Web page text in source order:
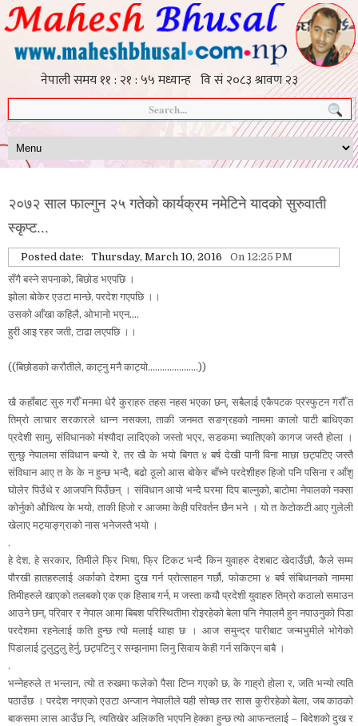
२०७२ साल फाल्गुन २५ गतेको कार्यक्रम नमेटिने यादको सुरुवाती
स्कृप्ट...
Posted date: Thursday, March 10, 2016
On 12:25 PM
सँगै बस्ने सपनाको, बिछोड भएपछि ।
झोला बोकेर एउटा मान्छे, परदेश गएपछि ।।
उसको आँखा कहिलै, ओभानो भएन....
हुरी आइ रहर जती, टाढा लएपछि ।।
((बिछोडको करौतीले, काट्नु मनै काट्यो.....................))
खै कहाँबाट सुरु गरौँ मनमा धेरै कुराहरु तहस नहस भएका छन्, सबैलाई एकैपटक प्रस्फुटन गरौँ त
तिम्रो लाचार सरकारले धान्न नसक्ला, ताकी जनमत सङग्रहको नाममा कालो पाटी बाधिएका
प्रदेशी सामु, संविधानको मंश्यौदा लादिएको जस्तो भएर, सडकमा च्यातिएको कागज जस्तै होला ।
सुन्छु नेपालमा संविधान बन्यो रे, तर खै के भयो बिगत ४ बर्ष देखी पानी विना माछा छट्पटिए जस्तै
संविधान आए त के के न हुन्छ भन्दै, बढो ठूलो आस बोकेर बाँच्ने परदेशीहरु हिजो पनि पसिना र आँशु
घोलेर पिउँथे र आजपनि पिउँछन् । संविधान आयो भन्दै घरमा दिप बाल्नुको, बाटोमा नेपालको नक्सा
कोर्नुको औचित्य के भयो, ताकी हिजो र आजमा केही परिवर्तन छैन भने । यो त केटोकटी आए गुलेली
खेलाए मट्याङ्ग्राको नास भनेजस्तै भयो ।
.
हे देश, हे सरकार, तिमीले फ्रि भिषा, फ्रि टिकट भन्दै किन युवाहरु देशबाट खेदाउँछौ, कैले सम्म
पौरखी हातहरुलाई अर्काको देशमा दुख गर्न प्रोत्साहन गर्छौ, फोकटमा ४ बर्ष संबिधानको नाममा
तिमीहरुले खाएको तलबको एक एक हिसाब गर्न, म जस्ता कयौ प्रदेशी युवाहरु तिम्रो कठालो समाउन
आउने छन्, परिवार र नेपाल आमा बिबश परिस्थितीमा रोइरहेको बेला पनि नेपालमै हुन नपाउनुको पिडा
परदेशमा रहनेलाई कति हुन्छ त्यो मलाई थाहा छ । आज समुन्द्र पारीबाट जन्मभुमीले भोगेको
पिडालाई टुलुटुलु हेर्नु, छट्पटिनु र सम्झनामा लिनु सिवाय केही गर्न सकिएन बाबै ।
.
भन्नेहरुले त भन्लान, त्यो त रुखमा फलेको पैसा टिप्न गएको छ, के गाह्रो होला र, जति भन्यो त्यति
पठाउँछ । परदेश नगएको एउटा अन्जान नेपालीले यही सोच्छ तर सास कुरीरहेको बेला, जब काठको
बाकसमा लास आउँछ नि, त्यतिखेर अलिकति भएपनि हेक्का हुन्छ त्यो आफन्तलाई – बिदेशको दुख र